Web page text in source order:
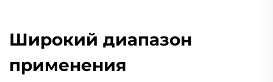
Широкий диапазон
применения